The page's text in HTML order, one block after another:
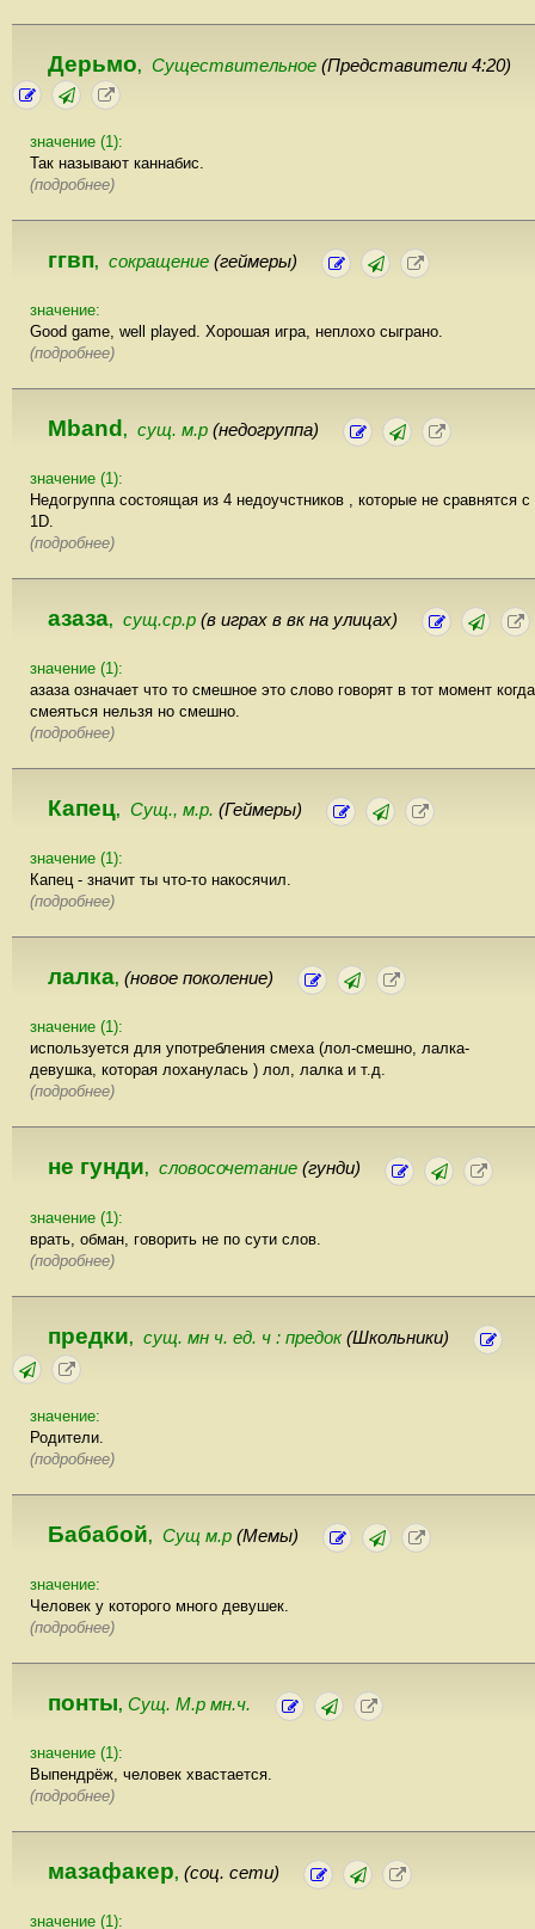
Дерьмо, Существительное (Представители 4:20)
значение (1):
Так называют каннабис.
(подробнее)
ггвп, сокращение (геймеры)
значение:
Good game, well played. Хорошая игра, неплохо сыграно.
(подробнее)
Mband , сущ. м.р (недогруппа)
значение (1):
Недогруппа состоящая из 4 недоучстников , которые не сравнятся с
1D.
(подробнее)
азаза, сущ.ср.р (в играх в вк на улицах)
значение (1):
азаза означает что то смешное это слово говорят в тот момент когда
смеяться нельзя но смешно.
(подробнее)
Капец, Сущ., м.р. (Геймеры)
значение (1):
Капец - значит ты что-то накосячил.
(подробнее)
лалка, (новое поколение)
значение (1):
используется для употребления смеха (лол-смешно, лалка-
девушка, которая лоханулась ) лол, лалка и т.д.
(подробнее)
не гунди, словосочетание (гунди)
значение (1):
врать, обман, говорить не по сути слов.
(подробнее)
предки, сущ. мн ч. ед. ч : предок(Школьники)
значение:
Родители.
(подробнее)
Бабабой, Сущ м.р (Мемы)
значение:
Человек у которого много девушек.
(подробнее)
понты, Сущ. М.р мн.ч.
значение (1):
Выпендрёж, человек хвастается.
(подробнее)
мазафакер, (соц. сети)
значение (1):